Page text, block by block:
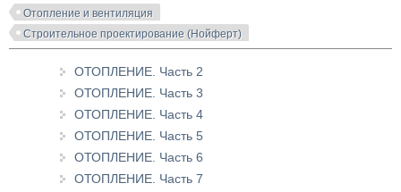
Отопление и вентиляция
Строительное проектирование (Нойферт)
ОТОПЛЕНИЕ. Часть 2
ОТОПЛЕНИЕ. Часть 3
ОТОПЛЕНИЕ. Часть 4
ОТОПЛЕНИЕ. Часть 5
ОТОПЛЕНИЕ. Часть 6
ОТОПЛЕНИЕ. Часть 7